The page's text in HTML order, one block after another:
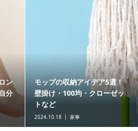
ン
分
モップの収納アイデア5選！
壁掛け・100均・クローゼッ
トなど
2024.10.18 家事